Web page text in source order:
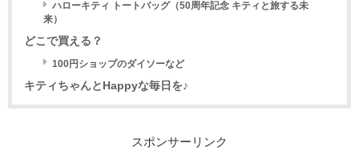
ハローキティ トートバッグ（50周年記念 キティと旅する未
来）
どこで買える？
100円ショップのダイソーなど
キティちゃんとHappyな毎日を♪
スポンサーリンク